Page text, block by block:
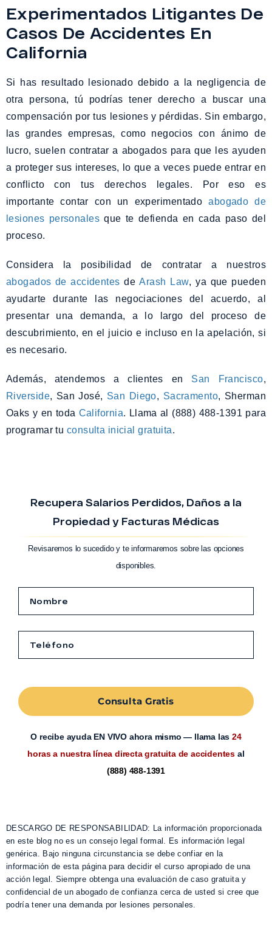
Experimentados Litigantes De
Casos De Accidentes En
California
Si has resultado lesionado debido a la negligencia de
otra persona, tú podrías tener derecho a buscar una
compensación por tus lesiones y pérdidas. Sin embargo,
las grandes empresas, como negocios con ánimo de
lucro, suelen contratar a abogados para que les ayuden
a proteger sus intereses, lo que a veces puede entrar en
conflicto con tus derechos legales. Por eso es
importante contar con un experimentadoabogado de
lesiones personales que te defienda en cada paso del
proceso.
Considera la posibilidad de contratar a nuestros
abogados de accidentes deArash Law, ya que pueden
ayudarte durante las negociaciones del acuerdo, al
presentar una demanda, a lo largo del proceso de
descubrimiento, en el juicio e incluso en la apelación, si
es necesario.
Además, atendemos a clientes en San Francisco,
Riverside, San José, San Diego, Sacramento, Sherman
Oaks y en toda California. Llama al (888) 488-1391 para
programar tu consulta inicial gratuita.
Recupera Salarios Perdidos, Daños a la
Propiedad y Facturas Médicas
Revisaremos lo sucedido y te informaremos sobre las opciones
disponibles.
Consulta Gratis
O recibe ayuda EN VIVO ahora mismo — llama las 24
horas a nuestra línea directa gratuita de accidentes al
(888) 488-1391
DESCARGO DE RESPONSABILIDAD: La información proporcionada
en este blog no es un consejo legal formal. Es información legal
genérica. Bajo ninguna circunstancia se debe confiar en la
información de esta página para decidir el curso apropiado de una
acción legal. Siempre obtenga una evaluación de caso gratuita y
confidencial de un abogado de confianza cerca de usted si cree que
podría tener una demanda por lesiones personales.